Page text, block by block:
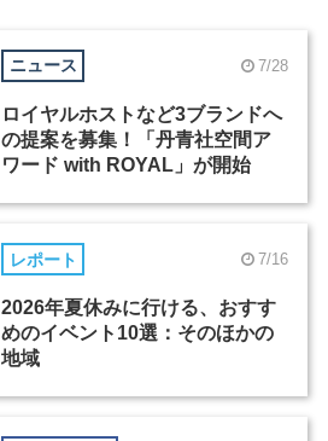
ニュース 7/28
ロイヤルホストなど3ブランドへ
の提案を募集！「丹青社空間ア
ワード with ROYAL」が開始
レポート 7/16
2026年夏休みに行ける、おすす
めのイベント10選：そのほかの
地域